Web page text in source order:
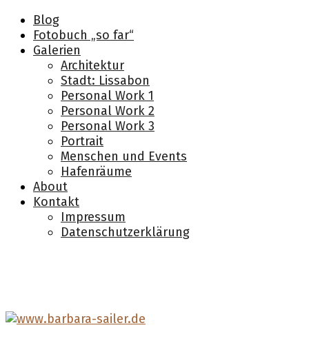
Blog
Fotobuch „so far“
Galerien
Architektur
Stadt: Lissabon
Personal Work 1
Personal Work 2
Personal Work 3
Portrait
Menschen und Events
Hafenräume
About
Kontakt
Impressum
Datenschutzerklärung